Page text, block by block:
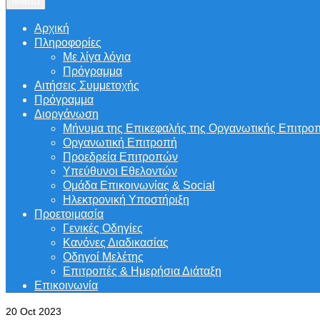
Αρχική
Πληροφορίες
Με λίγα λόγια
Πρόγραμμα
Αιτήσεις Συμμετοχής
Πρόγραμμα
Διοργάνωση
Μήνυμα της Επικεφαλής της Οργανωτικής
Οργανωτική Επιτροπή
Προεδρεία Επιτροπών
Υπεύθυνοι Εθελοντών
Ομάδα Επικοινωνίας & Social
Ηλεκτρονική Υποστήριξη
Προετοιμασία
Γενικές Οδηγίες
Κανόνες Διαδικασίας
Οδηγοί Μελέτης
Επιτροπές & Ημερήσια Διάταξη
Επικοινωνία
20 Oct 2023